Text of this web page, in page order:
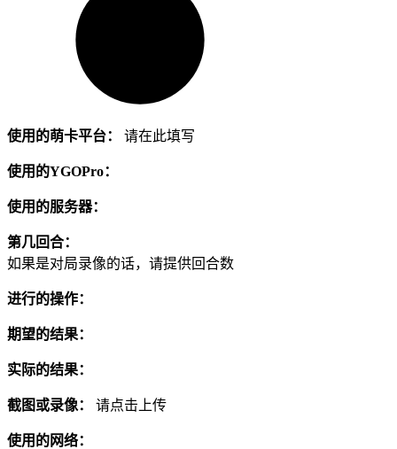
使用的萌卡平台： 请在此填写
使用的YGOPro：
使用的服务器：
第几回合：
如果是对局录像的话，请提供回合数
进行的操作：
期望的结果：
实际的结果：
截图或录像： 请点击上传
使用的网络：